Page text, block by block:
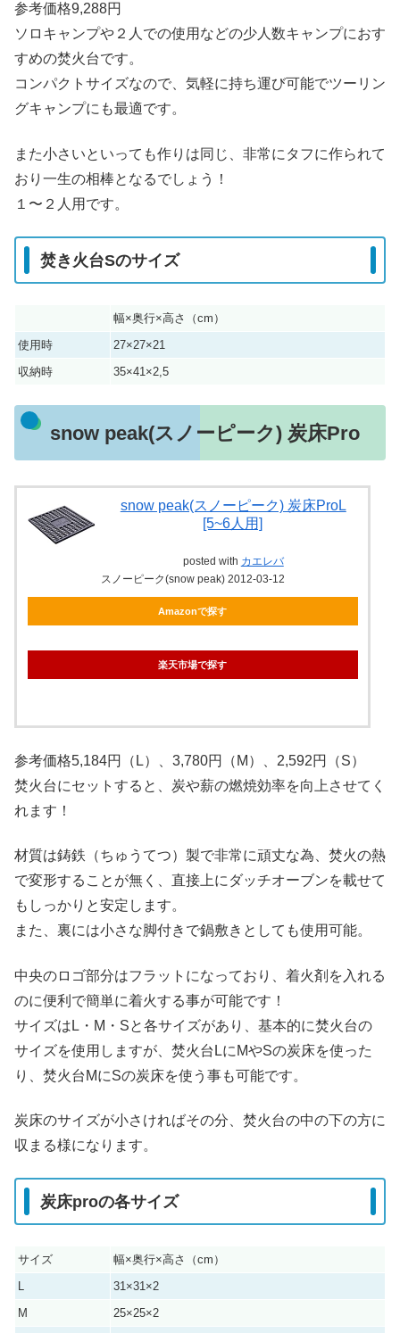
参考価格9,288円
ソロキャンプや２人での使用などの少人数キャンプにおす
すめの焚火台です。
コンパクトサイズなので、気軽に持ち運び可能でツーリン
グキャンプにも最適です。
また小さいといっても作りは同じ、非常にタフに作られて
おり一生の相棒となるでしょう！
１〜２人用です。
焚き火台Sのサイズ
幅×奥行×高さ（cm）
使用時
27×27×21
収納時
35×41×2,5
snow peak(スノーピーク) 炭床Pro
snow peak(スノーピーク) 炭床ProL
[5~6人用]
posted with カエレバ
スノーピーク(snow peak) 2012-03-12
Amazonで探す
楽天市場で探す
参考価格5,184円（L）、3,780円（M）、2,592円（S）
焚火台にセットすると、炭や薪の燃焼効率を向上させてく
れます！
材質は鋳鉄（ちゅうてつ）製で非常に頑丈な為、焚火の熱
で変形することが無く、直接上にダッチオーブンを載せて
もしっかりと安定します。
また、裏には小さな脚付きで鍋敷きとしても使用可能。
中央のロゴ部分はフラットになっており、着火剤を入れる
のに便利で簡単に着火する事が可能です！
サイズはL・M・Sと各サイズがあり、基本的に焚火台の
サイズを使用しますが、焚火台LにMやSの炭床を使った
り、焚火台MにSの炭床を使う事も可能です。
炭床のサイズが小さければその分、焚火台の中の下の方に
収まる様になります。
炭床proの各サイズ
サイズ
幅×奥行×高さ（cm）
31×31×2
M
25×25×2